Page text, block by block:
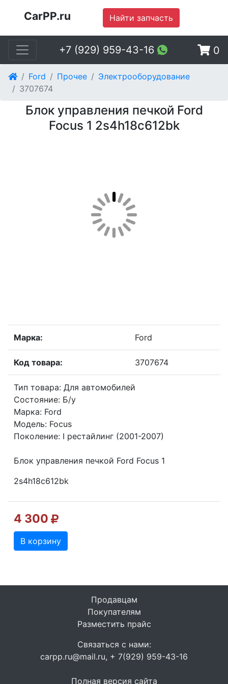
CarPP.ru Найти запчасть
+7 (929) 959-43-16 0
Ford Прочее
Электрооборудование
3707674
Блок управления печкой Ford
Focus 1 2s4h18c612bk
Марка: Ford
Код товара: 3707674
Тип товара: Для автомобилей
Состояние: Б/у
Марка: Ford
Модель: Focus
Поколение: I рестайлинг (2001-2007)
Блок управления печкой Ford Focus 1
2s4h18c612bk
4 300
В корзину
Продавцам
Покупателям
Разместить прайс
Связаться с нами:
carpp.ru@mail.ru, + 7(929) 959-43-16
Полная версия сайта